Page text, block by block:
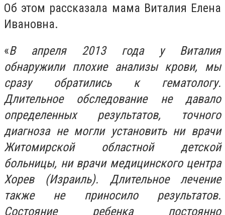
Об этом рассказала мама Виталия Елена
Ивановна.
«В апреля 2013 года у Виталия
обнаружили плохие анализы крови, мы
сразу обратились к гематологу.
Длительное обследование не давало
определенных результатов, точного
диагноза не могли установить ни врачи
Житомирской областной детской
больницы, ни врачи медицинского центра
Хорев (Израиль). Длительное лечение
также не приносило результатов.
Состояние ребенка постоянно